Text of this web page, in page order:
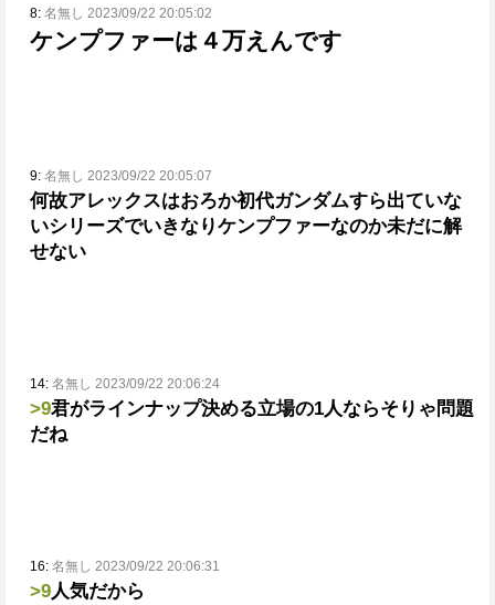
8: 名無し 2023/09/22 20:05:02
ケンプファーは４万えんです
9: 名無し 2023/09/22 20:05:07
何故アレックスはおろか初代ガンダムすら出ていな
いシリーズでいきなりケンプファーなのか未だに解
せない
14: 名無し 2023/09/22 20:06:24
>9君がラインナップ決める立場の1人ならそりゃ問題
だね
16: 名無し 2023/09/22 20:06:31
>9人気だから